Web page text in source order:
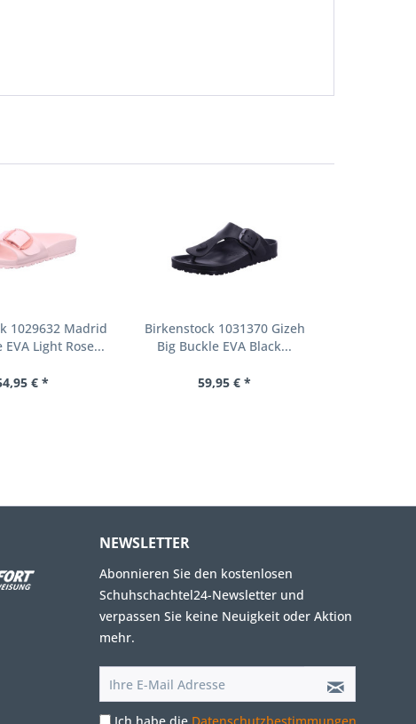
1029632 Madrid
EVA Light Rose...
€ *
Birkenstock 1031370 Gizeh
Big Buckle EVA Black...
59,95 € *
NEWSLETTER
Abonnieren Sie den kostenlosen
Schuhschachtel24-Newsletter und
verpassen Sie keine Neuigkeit oder Aktion
mehr.